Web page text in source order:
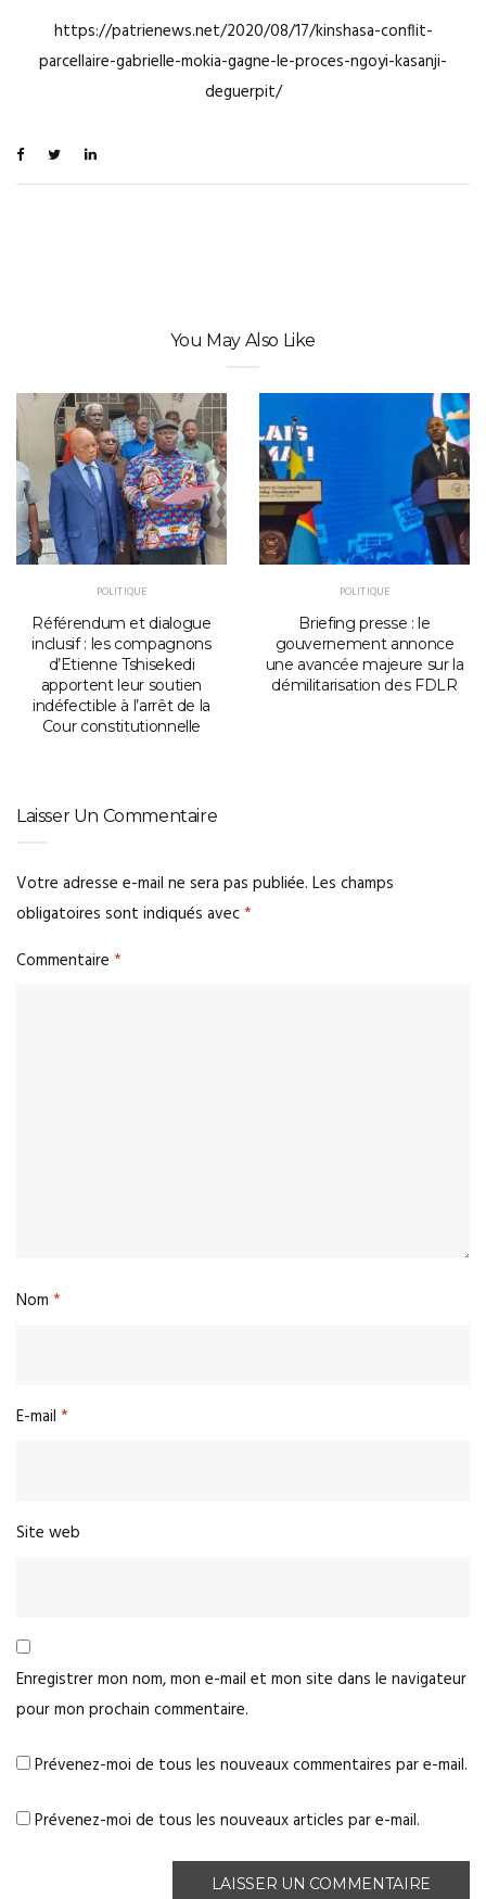
https://patrienews.net/2020/08/17/kinshasa-conflit-
parcellaire-gabrielle-mokia-gagne-le-proces-ngoyi-kasanji-
deguerpit/
You May Also Like
POLITIQUE
Référendum et dialogue
inclusif : les compagnons
d’Etienne Tshisekedi
apportent leur soutien
indéfectible à l’arrêt de la
Cour constitutionnelle
POLITIQUE
Briefing presse : le
gouvernement annonce
une avancée majeure sur la
démilitarisation des FDLR
Laisser Un Commentaire
Votre adresse e-mail ne sera pas publiée. Les champs
obligatoires sont indiqués avec*
Commentaire *
Nom *
E-mail *
Site web
Enregistrer mon nom, mon e-mail et mon site dans le navigateur
pour mon prochain commentaire.
Prévenez-moi de tous les nouveaux commentaires par e-mail.
Prévenez-moi de tous les nouveaux articles par e-mail.